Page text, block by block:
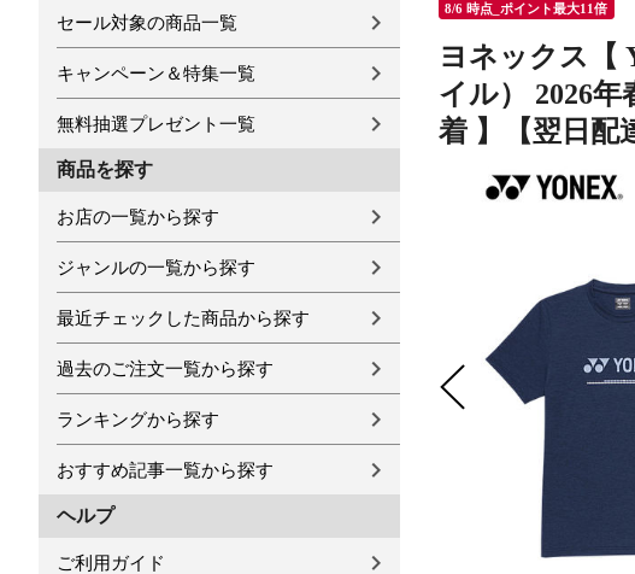
セール対象の商品一覧
キャンペーン＆特集一覧
無料抽選プレゼント一覧
商品を探す
お店の一覧から探す
ジャンルの一覧から探す
最近チェックした商品から探す
過去のご注文一覧から探す
ランキングから探す
おすすめ記事一覧から探す
ヘルプ
ご利用ガイド
8/6 時点_ポイント最大11倍
ヨネックス【
イル） 2026
着 】【翌日配